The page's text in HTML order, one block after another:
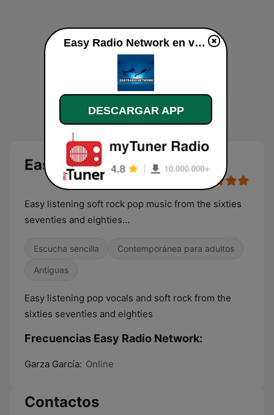
Easy Radio Network en vivo
Easy listening soft rock pop music from the sixties
seventies and eighties...
Escucha sencilla Contemporánea para adultos
Antiguas
Easy listening pop vocals and soft rock from the
sixties seventies and eighties
Frecuencias Easy Radio Network:
Garza García: Online
Contactos
Easy Radio Network en vivo
DESCARGAR APP